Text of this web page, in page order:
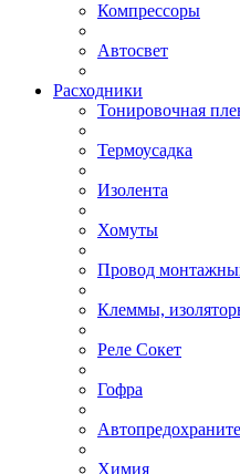
Компрессоры
Автосвет
Расходники
Тонировочная
Термоусадка
Изолента
Хомуты
Провод
Клеммы,
Реле Сокет
Гофра
Химия